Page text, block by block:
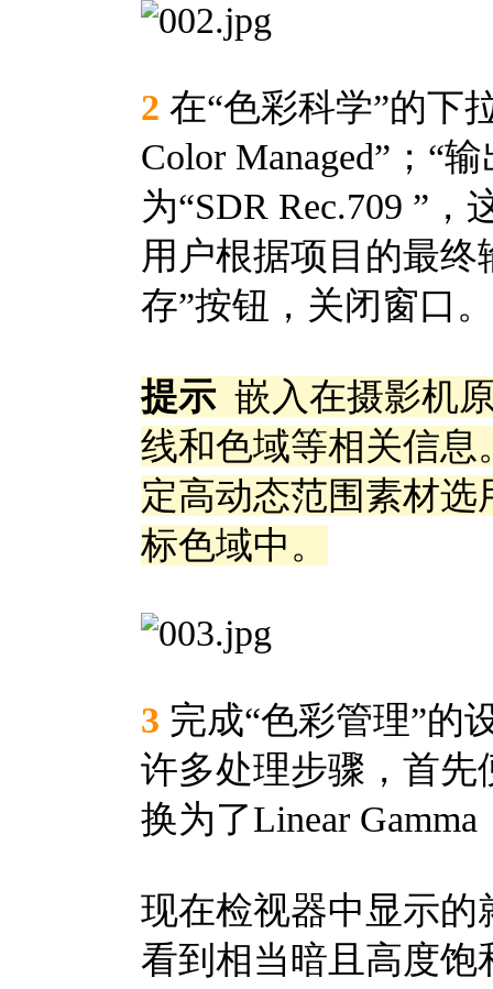
2 在“色彩科学”的下
Color Managed”；“
为“SDR Rec.709 ”
用户根据项目的最
存”按钮，关闭窗口。
提示 嵌入在摄影机
线和色域等相关信息
定高动态范围素材
标色域中。
3 完成“色彩管理”的
许多处理步骤，首先
换为了Linear
现在检视器中显示
看到相当暗且高度饱